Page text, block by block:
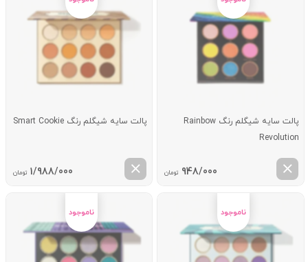
پالت سایه شیگلم رنگ Rainbow
Revolution
948/000 تومان
پالت سایه شیگلم رنگ Smart Cookie
1/988/000 تومان